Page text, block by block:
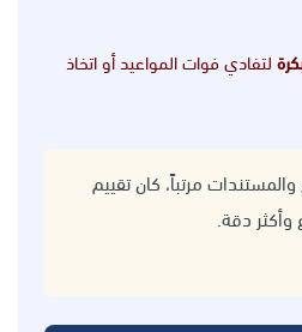
لتفادي فوات المواعيد أو اتخاذ
مرتباً، كان تقييم
وأكثر دقة.